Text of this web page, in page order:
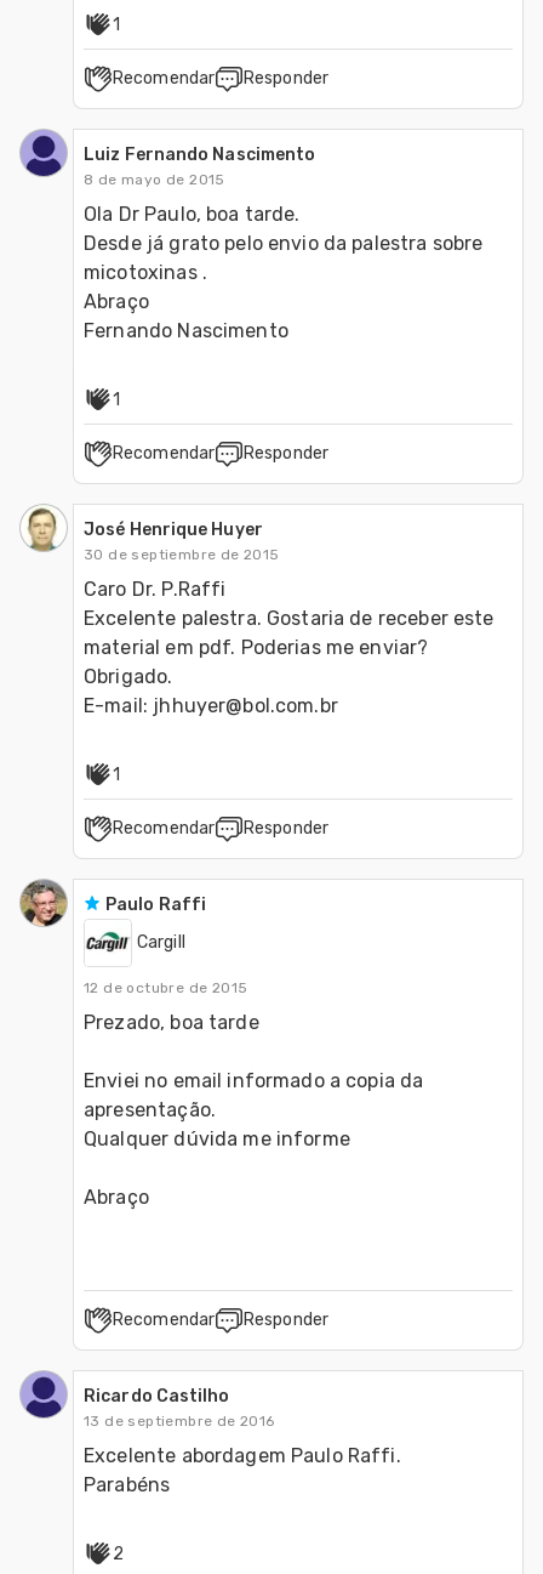
1
Recomendar Responder
Luiz Fernando Nascimento
8 de mayo de 2015
Ola Dr Paulo, boa tarde.
Desde já grato pelo envio da palestra sobre
micotoxinas .
Abraço
Fernando Nascimento
1
Recomendar Responder
José Henrique Huyer
30 de septiembre de 2015
Caro Dr. P.Raffi
Excelente palestra. Gostaria de receber este
material em pdf. Poderias me enviar?
Obrigado.
E-mail: jhhuyer@bol.com.br
1
Recomendar Responder
Paulo Raffi
Cargill
12 de octubre de 2015
Prezado, boa tarde
Enviei no email informado a copia da
apresentação.
Qualquer dúvida me informe
Abraço
Recomendar Responder
Ricardo Castilho
13 de septiembre de 2016
Excelente abordagem Paulo Raffi.
Parabéns
2